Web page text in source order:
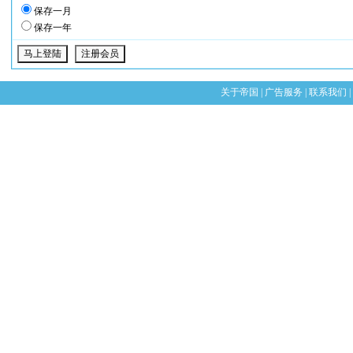
保存一月
保存一年
关于帝国 广告服务 联系我们